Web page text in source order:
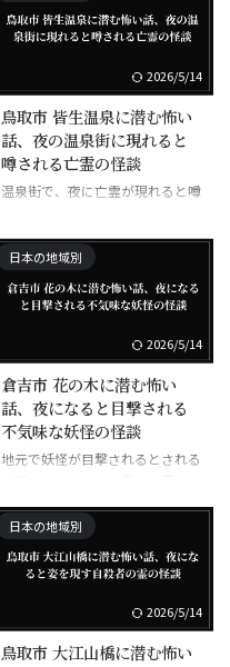
2026/5/14
鳥取市 皆生温泉に潜む怖い
話、夜の温泉街に現れると
噂される亡霊の怪談
温泉街で、夜に亡霊が現れると噂
日本の地域別
2026/5/14
倉吉市 花の木に潜む怖い
話、夜になると目撃される
不気味な妖怪の怪談
地元で妖怪が目撃されるとされる
れる
日本の地域別
2026/5/14
鳥取市 大江山橋に潜む怖い